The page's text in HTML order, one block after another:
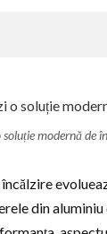
modernă de
din aluminiu